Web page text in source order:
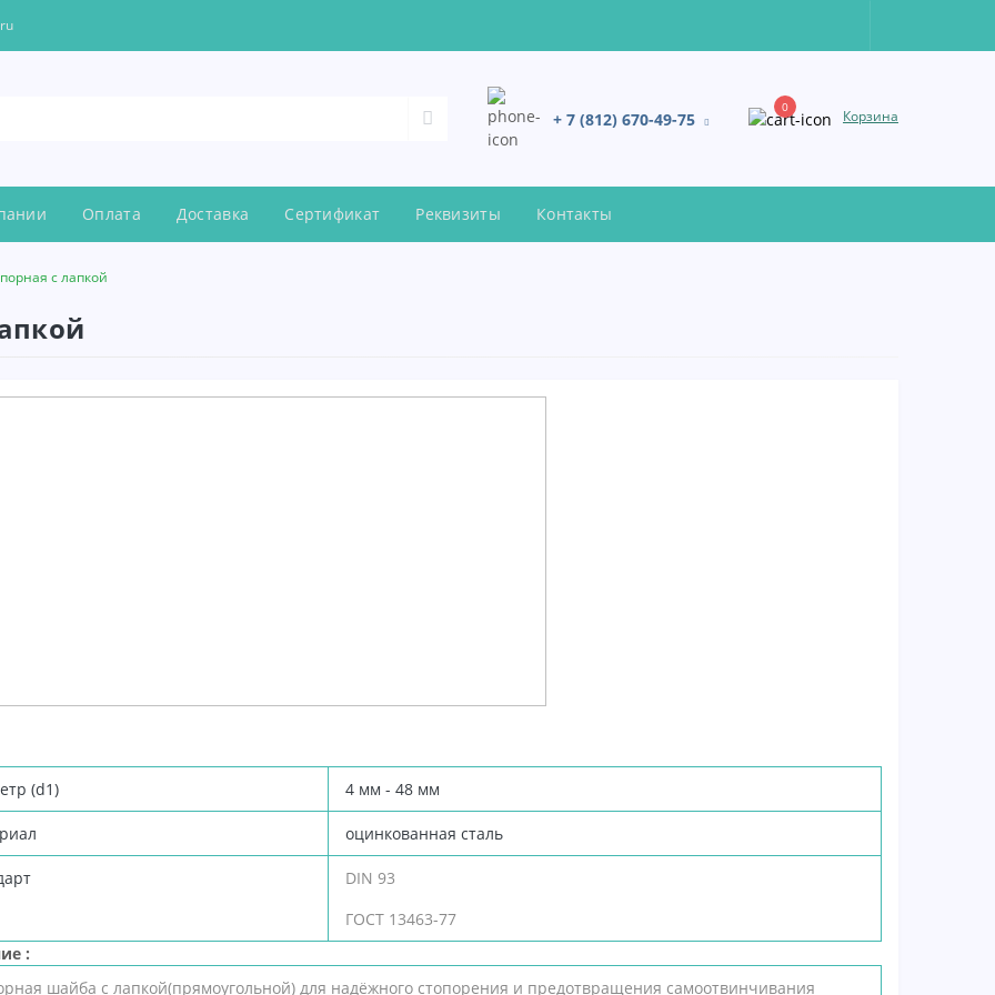
+ 7 (812) 670-49-75
0
Корзина
Оплата Доставка Сертификат Реквизиты Контакты
с лапкой
(d1) 4 мм - 48 мм
оцинкованная сталь
DIN 93
ГОСТ 13463-77
:
шайба с лапкой(прямоугольной) для надёжного стопорения и предотвращения самоотвинчивания